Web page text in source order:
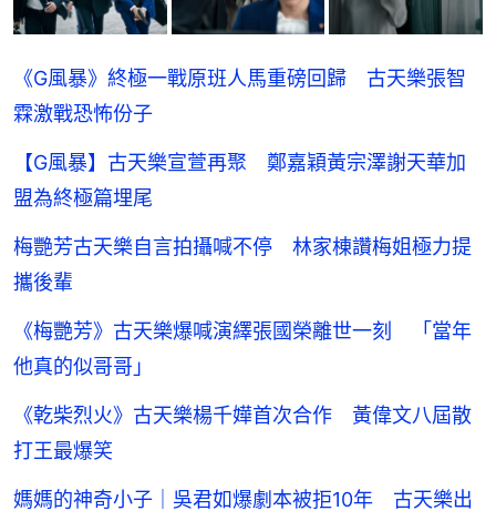
《G風暴》終極一戰原班人馬重磅回歸 古天樂張智
霖激戰恐怖份子
【G風暴】古天樂宣萱再聚 鄭嘉穎黃宗澤謝天華加
盟為終極篇埋尾
梅艷芳古天樂自言拍攝喊不停 林家棟讚梅姐極力提
攜後輩
《梅艷芳》古天樂爆喊演繹張國榮離世一刻 「當年
他真的似哥哥」
《乾柴烈火》古天樂楊千嬅首次合作 黃偉文八屆散
打王最爆笑
媽媽的神奇小子｜吳君如爆劇本被拒10年 古天樂出